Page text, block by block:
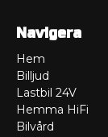
Navigera
Hem
Billjud
Lastbil 24V
Hemma HiFi
Bilvård